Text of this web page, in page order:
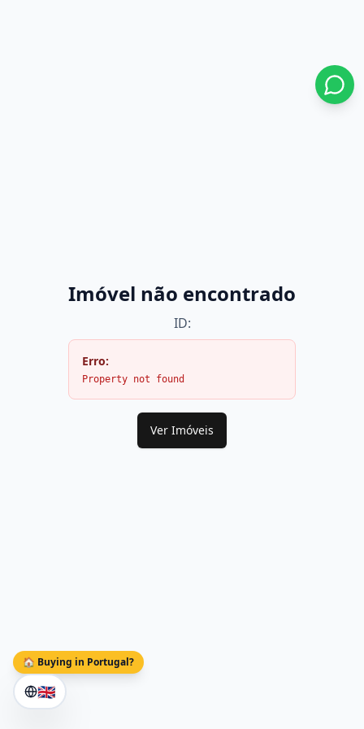
🏠 Buying in Portugal?
🇬🇧
Imóvel não encontrado
ID:
Erro:
Property not found
Ver Imóveis